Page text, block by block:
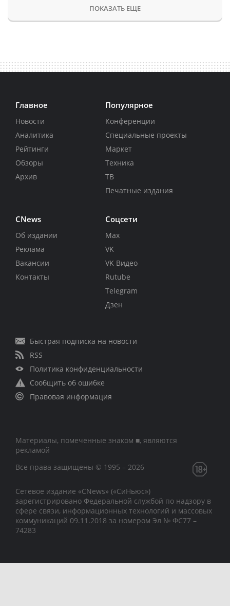
ПОКАЗАТЬ ЕЩЕ
Главное
Новости
Аналитика
Рейтинги
Обзоры
Архив
Популярное
Конференции
Специальные проекты
Маркет
Техника
ТВ
Печатные издания
CNews
Об издании
Реклама
Вакансии
Контакты
Соцсети
Max
VK
VK Видео
Rutube
Telegram
Дзен
Быстрая подписка на новости
RSS
Политика конфиденциальности
Сообщить об ошибке
Правовая информация
Материалы, помеченные знаком ■, являются
рекламой
Все права защищены © 1995 – 2026
Сетевое издание «CNews» («СиНьюс»)
зарегистрировано Федеральной службой по надзору в
сфере связи, информационных технологий и массовых
коммуникаций 09.11.2018 за номером Эл № ФС77 –
74283